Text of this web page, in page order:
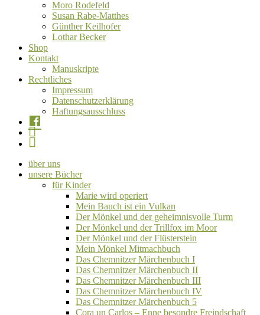
Moro Rodefeld
Susan Rabe-Matthes
Günther Keilhofer
Lothar Becker
Shop
Kontakt
Manuskripte
Rechtliches
Impressum
Datenschutzerklärung
Haftungsausschluss
.
über uns
unsere Bücher
für Kinder
Marie wird operiert
Mein Bauch ist ein Vulkan
Der Mönkel und der geheimnisvolle Turm
Der Mönkel und der Trillfox im Moor
Der Mönkel und der Flüsterstein
Mein Mönkel Mitmachbuch
Das Chemnitzer Märchenbuch I
Das Chemnitzer Märchenbuch II
Das Chemnitzer Märchenbuch III
Das Chemnitzer Märchenbuch IV
Das Chemnitzer Märchenbuch 5
Cora un Carlos – Enne besondre Freindschaft